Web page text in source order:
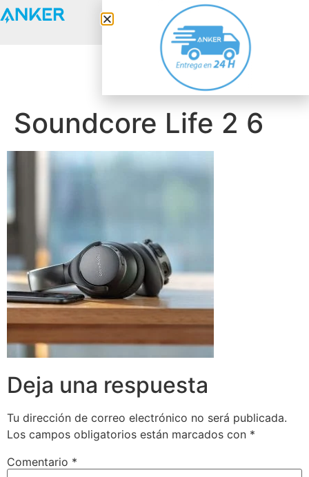
Soundcore Life 2 6
Deja una respuesta
Tu dirección de correo electrónico no será publicada.
Los campos obligatorios están marcados con *
Comentario *